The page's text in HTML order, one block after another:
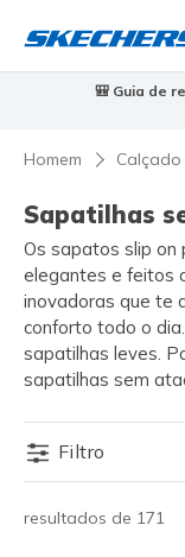
🎒 Guia de
Homem Calçado
Sapatilhas
Os sapatos slip on
elegantes e feitos
inovadoras que te
conforto todo o
sapatilhas leves.
sapatilhas sem
Filtro
resultados de 171